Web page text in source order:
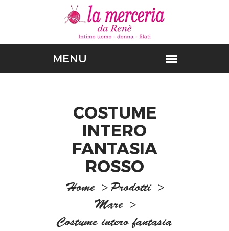
COSTUME
INTERO
FANTASIA
ROSSO
Home > Prodotti >
Mare >
Costume intero fantasia